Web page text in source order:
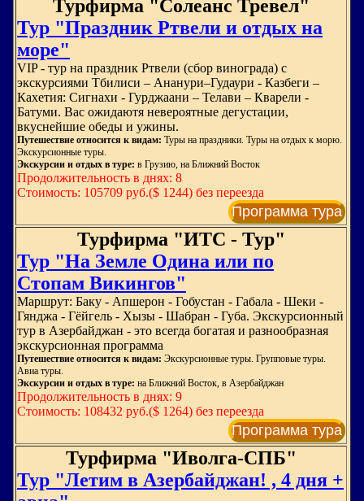
Турфирма "Солеанс Тревел"
Тур "Праздник Ртвели и отдых на
море"
VIP - тур на праздник Ртвели (сбор винограда) с
экскурсиями Тбилиси – Ананури–Гудаури - Казбеги –
Кахетия: Сигнахи - Гурджаани – Телави – Кварели -
Батуми. Вас ожидаютя невероятные дегустации,
вкуснейшие обеды и ужины.
Путешествие относится к видам: Туры на праздники. Туры на отдых к морю.
Экскурсионные туры.
Экскурсии и отдых в туре: в Грузию, на Ближний Восток
Продолжительность в днях: 8
Стоимость: 105709 руб.($ 1244) без переезда
Программа тура
Турфирма "ИТС - Тур"
Тур "На Земле Одина или по
Стопам Викингов"
Маршрут: Баку - Апшерон - Гобустан - Габала - Шеки -
Гянджа - Гёйгель - Хызы - Шабран - Губа. Экскурсионный
тур в Азербайджан - это всегда богатая и разнообразная
экскурсионная программа
Путешествие относится к видам: Экскурсионные туры. Групповые туры.
Авиа туры.
Экскурсии и отдых в туре: на Ближний Восток, в Азербайджан
Продолжительность в днях: 9
Стоимость: 108432 руб.($ 1264) без переезда
Программа тура
Турфирма "Иволга-СПБ"
Тур "Летим в Азербайджан! , 4 дня +